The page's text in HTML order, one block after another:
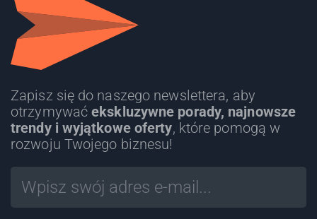
Zapisz się do naszego newslettera, aby
otrzymywaćekskluzywne porady, najnowsze
trendy i wyjątkowe oferty, które pomogą w
rozwoju Twojego biznesu!